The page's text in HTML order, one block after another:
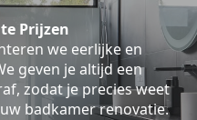
Prijzen
we eerlijke en
geven je altijd een
zodat je precies weet
badkamer renovatie.